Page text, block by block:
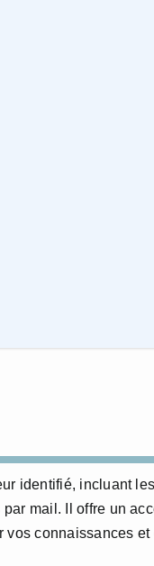
identifié, incluant
mail. Il offre un
connaissances